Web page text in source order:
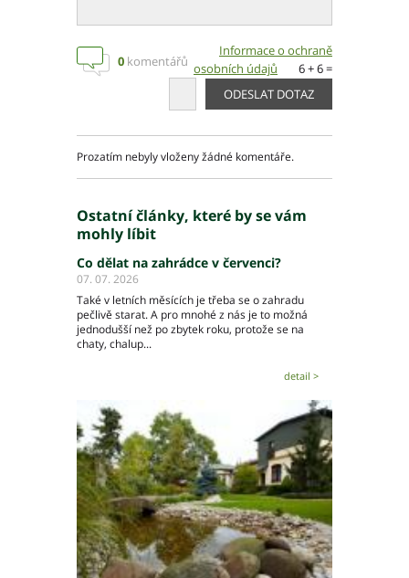
0 komentářů
Informace o ochraně
osobních údajů
6 + 6 =
Prozatím nebyly vloženy žádné komentáře.
Ostatní články, které by se vám
mohly líbit
Co dělat na zahrádce v červenci?
07. 07. 2026
Také v letních měsících je třeba se o zahradu
pečlivě starat. A pro mnohé z nás je to možná
jednodušší než po zbytek roku, protože se na
chaty, chalup...
detail >